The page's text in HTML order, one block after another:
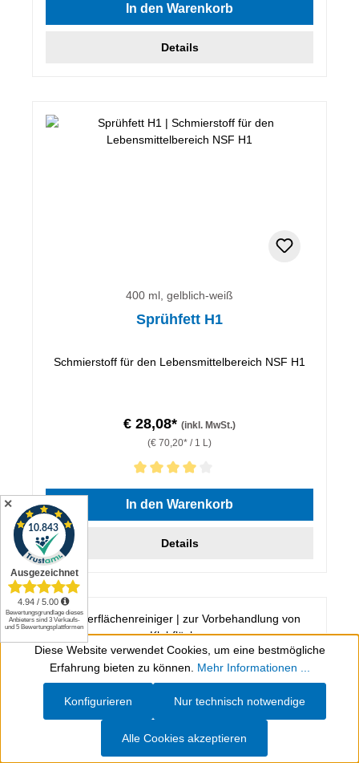
In den Warenkorb
Details
400 ml, gelblich-weiß
Sprühfett H1
Schmierstoff für den Lebensmittelbereich NSF H1
€ 28,08* (inkl. MwSt.)
(€ 70,20* / 1 L)
Durchschnittliche Bewertung von 4 von 5 Sternen
In den Warenkorb
Details
Werkzeugleiste anzeigen
Diese Website verwendet Cookies, um eine bestmögliche
Erfahrung bieten zu können. Mehr Informationen ...
Nur technisch notwendige
Konfigurieren
Alle Cookies akzeptieren
✕